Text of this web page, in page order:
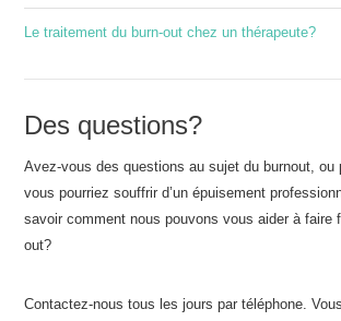
Le traitement du burn-out chez un thérapeute?
Des questions?
Avez-vous des questions au sujet du burnout, ou
vous pourriez souffrir d’un épuisement
savoir comment nous pouvons vous aider à faire
out?
Contactez-nous tous les jours par téléphone.